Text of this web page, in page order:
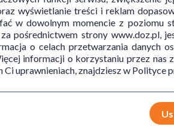
TYP PRODUKTU
Suplement diety
wyświetlanie treści i reklam
w dowolnym momencie z poziomu
pośrednictwem strony www.doz.pl,
o celach przetwarzania danych
informacji o korzystaniu przez
Ci uprawnieniach, znajdziesz w Polityce